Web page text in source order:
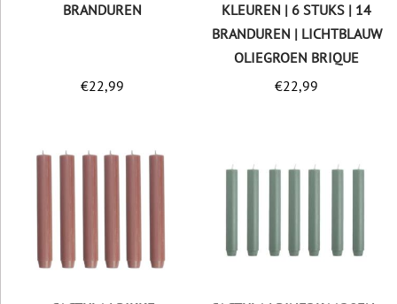
BRANDUREN
€22,99
KLEUREN | 6 STUKS | 14
BRANDUREN | LICHTBLAUW
OLIEGROEN BRIQUE
€22,99